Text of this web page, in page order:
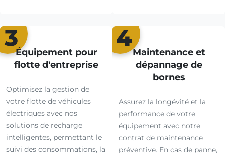
3
Équipement pour
flotte d'entreprise
Optimisez la gestion de
votre flotte de véhicules
électriques avec nos
solutions de recharge
intelligentes, permettant le
suivi des consommations, la
4
Maintenance et
dépannage de
bornes
Assurez la longévité et la
performance de votre
équipement avec notre
contrat de maintenance
préventive. En cas de panne,